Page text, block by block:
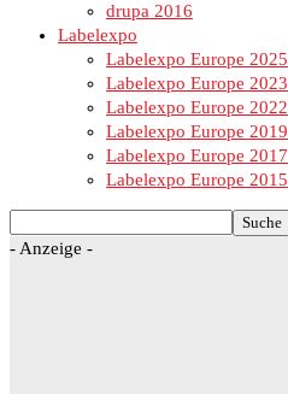
drupa 2016
Labelexpo
Labelexpo Europe 2025
Labelexpo Europe 2023
Labelexpo Europe 2022
Labelexpo Europe 2019
Labelexpo Europe 2017
Labelexpo Europe 2015
- Anzeige -